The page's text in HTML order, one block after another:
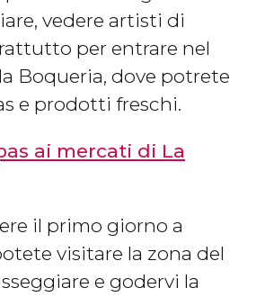
vedere artisti di
per entrare nel
Boqueria, dove potrete
e prodotti freschi.
ai mercati di La
il primo giorno a
visitare la zona del
e godervi la